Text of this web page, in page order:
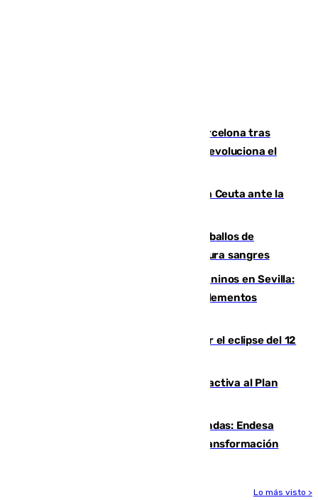
Rodrigo negocia su fichaje por el Barcelona tras
romper negociaciones con el Madrid y revoluciona el
El Rey traslada a Vivas su respaldo a Ceuta ante la
El primer ciclo de las carreras de caballos de
Sanlúcar arranca este sábado con 27 pura sangres
Continúan los cierres de parques caninos en Sevilla:
se detectan alimentos que contienen elementos
Estos son los mejores sitios para ver el eclipse del 12
Otro incendio en Granada: el fuego activa al Plan
Más potencia para las Tres Mil Viviendas: Endesa
pone en marcha un nuevo centro de transformación
Lo más visto >